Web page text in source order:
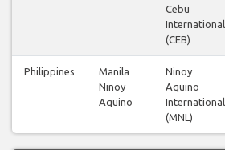
Cebu
International
(CEB)
Philippines
Manila
Ninoy
Aquino
Ninoy
Aquino
International
(MNL)